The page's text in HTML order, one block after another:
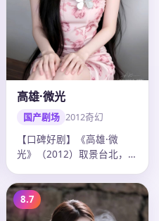
高雄·微光
国产剧场 2012奇幻
【口碑好剧】《高雄·微
光》（2012）取景台北，
陈意涵，…
8.7